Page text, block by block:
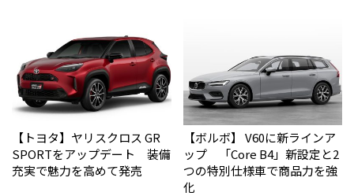
【トヨタ】ヤリスクロス GR
SPORTをアップデート 装備
充実で魅力を高めて発売
【ボルボ】 V60に新ラインア
ップ 「Core B4」新設定と2
つの特別仕様車で商品力を強
化